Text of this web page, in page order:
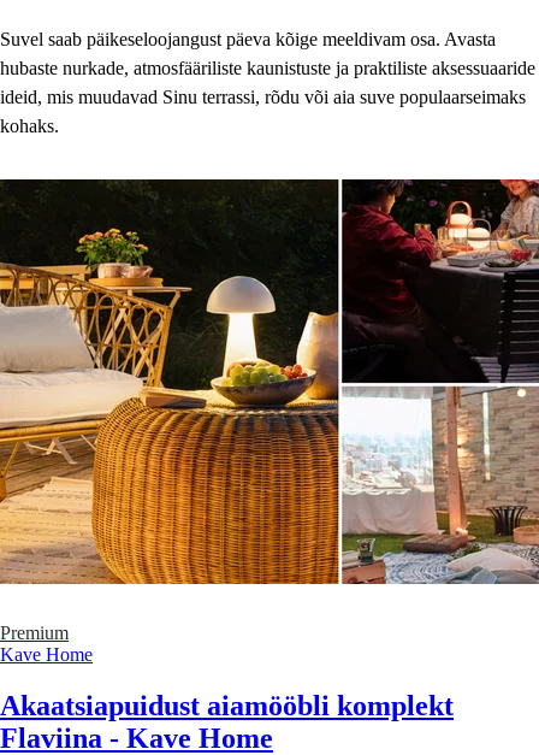
Suvel saab päikeseloojangust päeva kõige meeldivam osa. Avasta
hubaste nurkade, atmosfääriliste kaunistuste ja praktiliste aksessuaaride
ideid, mis muudavad Sinu terrassi, rõdu või aia suve populaarseimaks
kohaks.
Premium
Kave Home
Akaatsiapuidust aiamööbli komplekt
Flaviina - Kave Home